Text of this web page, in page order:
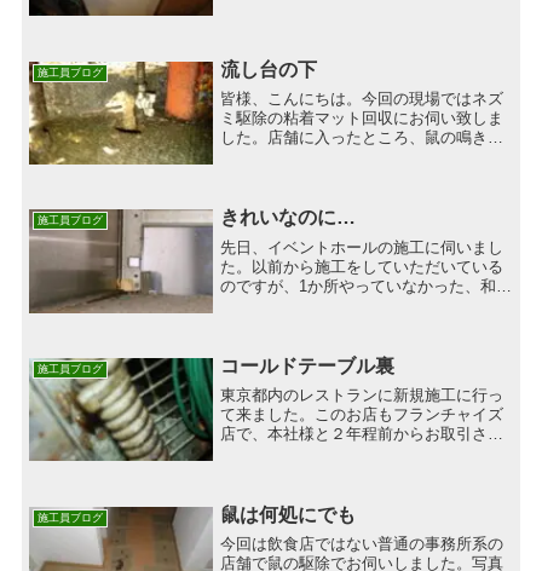
冷蔵庫。御覧のように、使...
施工員ブログ 流し台の下
皆様、こんにちは。今回の現場ではネズ
ミ駆除の粘着マット回収にお伺い致しま
した。店舗に入ったところ、鼠の鳴き声
分析をし、流し台の下をの...
施工員ブログ きれいなのに…
先日、イベントホールの施工に伺いまし
た。以前から施工をしていただいている
のですが、1か所やっていなかった、和食
厨房だけは、たまに他の...
施工員ブログ コールドテーブル裏
東京都内のレストランに新規施工に行っ
て来ました。このお店もフランチャイズ
店で、本社様と２年程前からお取引させ
の中でも坪数の大きなお店...
施工員ブログ 鼠は何処にでも
今回は飲食店ではない普通の事務所系の
店舗で鼠の駆除でお伺いしました。写真